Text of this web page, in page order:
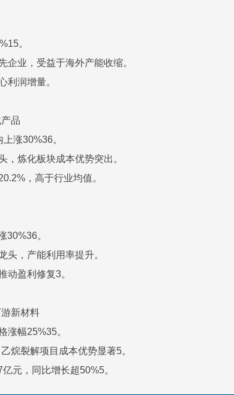
。
企业，受益于海外产能收缩。
利润增量。
品
涨30%36。
，炼化板块成本优势突出。
，高于行业均值。
30%36。
头，产能利用率提升。
动盈利修复3。
新材料
涨幅25%35。
烷裂解项目成本优势显著5。
元，同比增长超50%5。